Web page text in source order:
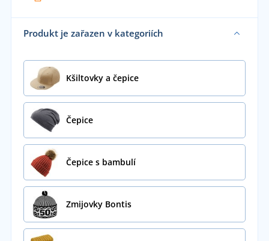
Produkt je zařazen v kategoriích
Kšiltovky a čepice
Čepice
Čepice s bambulí
Zmijovky Bontis